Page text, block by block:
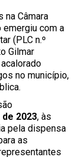
na Câmara
emergiu com a
(PLC n.º
Gilmar
no município,
de 2023, às
pela dispensa
as